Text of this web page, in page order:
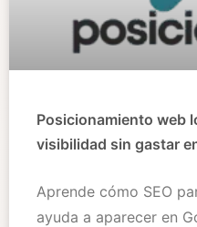
Posicionamiento web
visibilidad sin gastar
Aprende cómo SEO
ayuda a aparecer en